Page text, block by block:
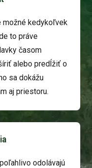
možné kedykoľvek
to práve
časom
alebo predĺžiť o
sa dokážu
aj priestoru.
odolávajú